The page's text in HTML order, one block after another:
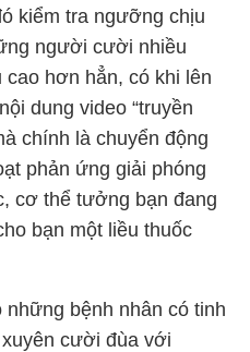
kiểm tra ngưỡng chịu
người cười nhiều
hơn hẳn, có khi lên
dung video “truyền
chính là chuyển động
phản ứng giải phóng
cơ thể tưởng bạn đang
bạn một liều thuốc
bệnh nhân có tinh
cười đùa với